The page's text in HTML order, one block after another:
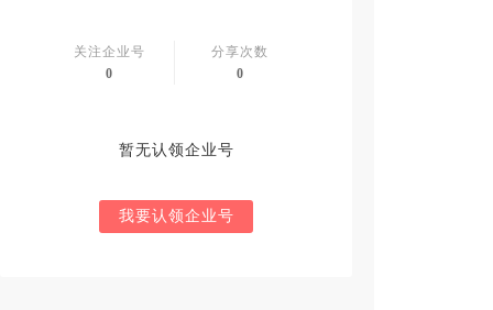
关注企业号
0
分享次数
0
暂无认领企业号
我要认领企业号